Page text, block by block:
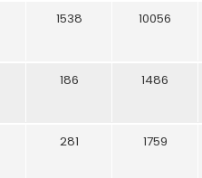
1538 10056
186 1486
281 1759